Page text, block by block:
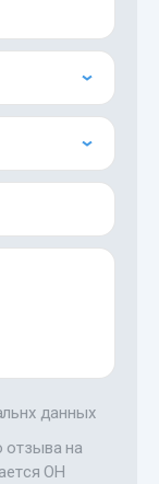
данных
отзыва на
ОН